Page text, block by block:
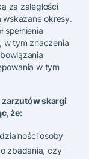
za zaległości
okresy.
spełnienia
w tym znaczenia
w tym
zarzutów skargi
że:
osoby
zbadania, czy